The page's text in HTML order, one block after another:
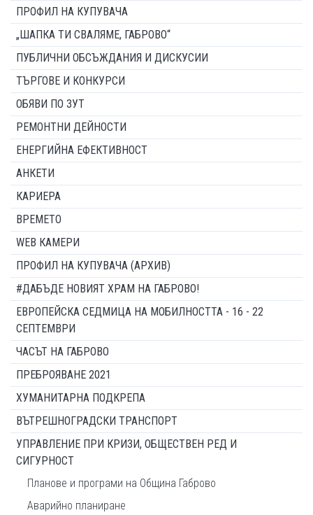
ПРОФИЛ НА КУПУВАЧА
„ШАПКА ТИ СВАЛЯМЕ, ГАБРОВО“
ПУБЛИЧНИ ОБСЪЖДАНИЯ И ДИСКУСИИ
ТЪРГОВЕ И КОНКУРСИ
ОБЯВИ ПО ЗУТ
РЕМОНТНИ ДЕЙНОСТИ
ЕНЕРГИЙНА ЕФЕКТИВНОСТ
АНКЕТИ
КАРИЕРА
ВРЕМЕТО
WEB КАМЕРИ
ПРОФИЛ НА КУПУВАЧА (АРХИВ)
#ДАБЪДЕ НОВИЯТ ХРАМ НА ГАБРОВО!
ЕВРОПЕЙСКА СЕДМИЦА НА МОБИЛНОСТТА - 16 - 22
СЕПТЕМВРИ
ЧАСЪТ НА ГАБРОВО
ПРЕБРОЯВАНЕ 2021
ХУМАНИТАРНА ПОДКРЕПА
ВЪТРЕШНОГРАДСКИ ТРАНСПОРТ
УПРАВЛЕНИЕ ПРИ КРИЗИ, ОБЩЕСТВЕН РЕД И
СИГУРНОСТ
Планове и програми на Община Габрово
Аварийно планиране